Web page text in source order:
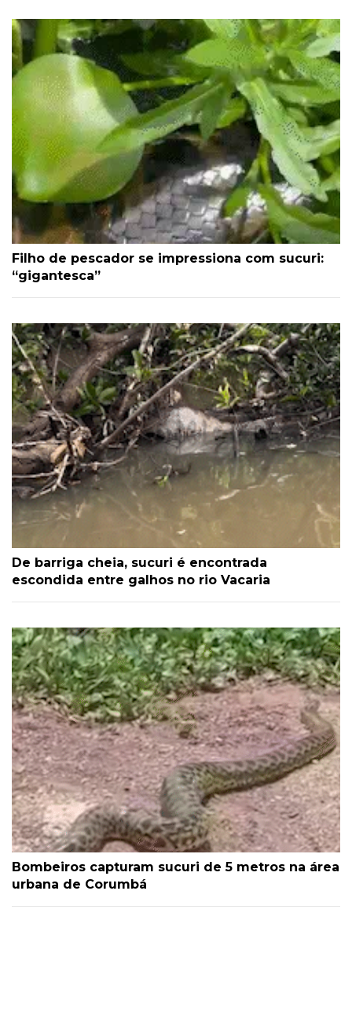
Filho de pescador se impressiona com sucuri:
“gigantesca”
De barriga cheia, sucuri é encontrada
escondida entre galhos no rio Vacaria
Bombeiros capturam sucuri de 5 metros na área
urbana de Corumbá